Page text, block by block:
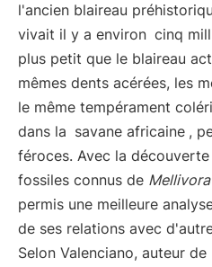
l'ancien blaireau
vivait il y a environ cinq
plus petit que le blaireau
mêmes dents acérées, les
le même tempérament
dans la savane africaine ,
féroces. Avec la
fossiles connus de
permis une meilleure
de ses relations avec
Selon Valenciano, auteur